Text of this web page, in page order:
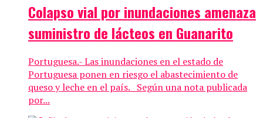
Colapso vial por inundaciones amenaza
suministro de lácteos en Guanarito
Portuguesa.- Las inundaciones en el estado de
Portuguesa ponen en riesgo el abastecimiento de
queso y leche en el país. Según una nota publicada
por...